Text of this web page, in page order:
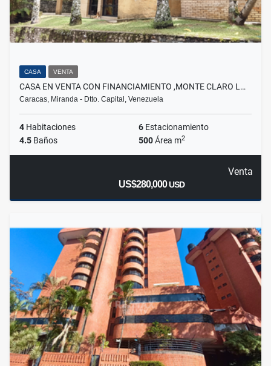
CASA VENTA
CASA EN VENTA CON FINANCIAMIENTO ,MONTE CLARO L…
Caracas, Miranda - Dtto. Capital, Venezuela
4 Habitaciones 6 Estacionamiento
4.5 Baños 500Área m2
Venta
US$280,000USD